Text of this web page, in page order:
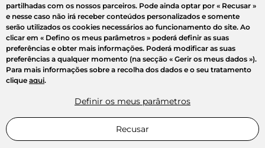
partilhadas com os nossos parceiros. Pode ainda optar por « Recusar »
e nesse caso não irá receber conteúdos personalizados e somente
serão utilizados os cookies necessários ao funcionamento do site. Ao
clicar em « Defino os meus parâmetros » poderá definir as suas
preferências e obter mais informações. Poderá modificar as suas
preferências a qualquer momento (na secção « Gerir os meus dados »).
Para mais informações sobre a recolha dos dados e o seu tratamento
clique aqui.
Definir os meus parâmetros
Recusar